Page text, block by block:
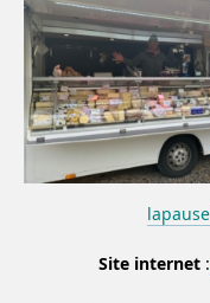
Site internet: